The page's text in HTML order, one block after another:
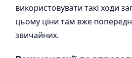
використовувати такі ходи
цьому ціни там вже
звичайних.